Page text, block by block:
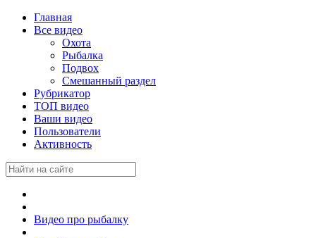
Главная
Все видео
Охота
Рыбалка
Подвох
Смешанный раздел
Рубрикатор
ТОП видео
Ваши видео
Пользователи
Активность
Видео про рыбалку